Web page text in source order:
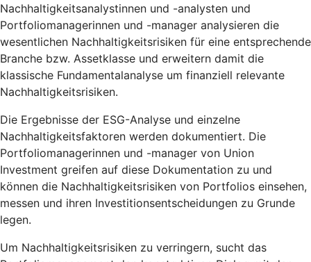
Nachhaltigkeitsanalystinnen und -analysten und
Portfoliomanagerinnen und -manager analysieren die
wesentlichen Nachhaltigkeitsrisiken für eine entsprechende
Branche bzw. Assetklasse und erweitern damit die
klassische Fundamentalanalyse um finanziell relevante
Nachhaltigkeitsrisiken.
Die Ergebnisse der ESG-Analyse und einzelne
Nachhaltigkeitsfaktoren werden dokumentiert. Die
Portfoliomanagerinnen und -manager von Union
Investment greifen auf diese Dokumentation zu und
können die Nachhaltigkeitsrisiken von Portfolios einsehen,
messen und ihren Investitionsentscheidungen zu Grunde
legen.
Um Nachhaltigkeitsrisiken zu verringern, sucht das